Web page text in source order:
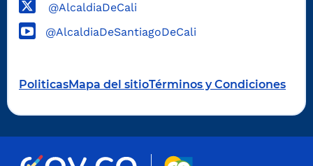
@AlcaldiaDeCali
@AlcaldiaDeSantiagoDeCali
PoliticasMapa del sitioTérminos y Condiciones